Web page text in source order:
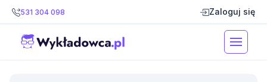
531 304 098 Zaloguj się